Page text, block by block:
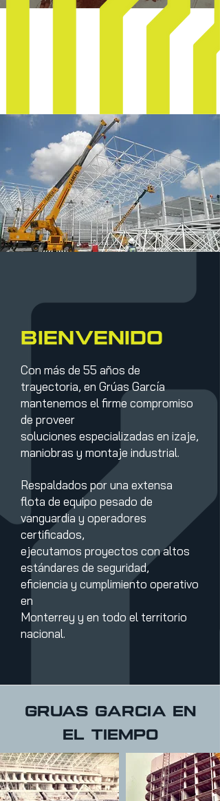
Bienvenido
Con más de 55 años de
trayectoria, en Grúas García
mantenemos el firme compromiso
de proveer
soluciones especializadas en izaje,
maniobras y montaje industrial.
Respaldados por una extensa
flota de equipo pesado de
vanguardia y operadores
certificados,
ejecutamos proyectos con altos
estándares de seguridad,
eficiencia y cumplimiento operativo
en
Monterrey y en todo el territorio
nacional.
Gruas Garcia en
el tiempo